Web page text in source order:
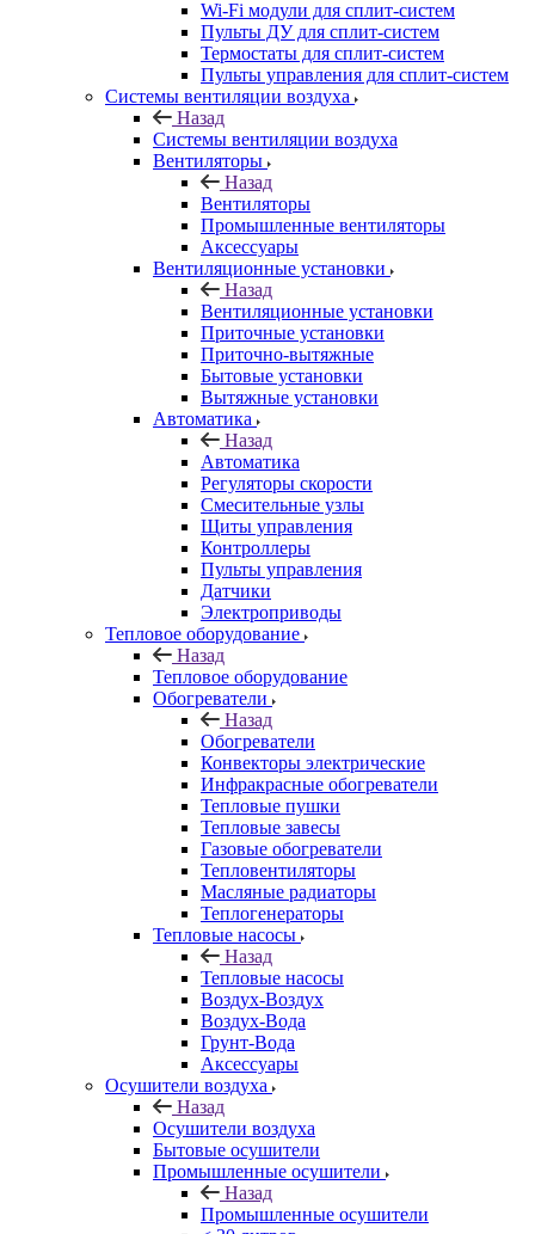
Wi-Fi модули для сплит-систем
Пульты ДУ для сплит-систем
Термостаты для сплит-систем
Пульты управления для сплит-систем
Системы вентиляции воздуха
Назад
Системы вентиляции воздуха
Вентиляторы
Назад
Вентиляторы
Промышленные вентиляторы
Аксессуары
Вентиляционные установки
Назад
Вентиляционные установки
Приточные установки
Приточно-вытяжные
Бытовые установки
Вытяжные установки
Автоматика
Назад
Автоматика
Регуляторы скорости
Смесительные узлы
Щиты управления
Контроллеры
Пульты управления
Датчики
Электроприводы
Тепловое оборудование
Назад
Тепловое оборудование
Обогреватели
Назад
Обогреватели
Конвекторы электрические
Инфракрасные обогреватели
Тепловые пушки
Тепловые завесы
Газовые обогреватели
Тепловентиляторы
Масляные радиаторы
Теплогенераторы
Тепловые насосы
Назад
Тепловые насосы
Воздух-Воздух
Воздух-Вода
Грунт-Вода
Аксессуары
Осушители воздуха
Назад
Осушители воздуха
Бытовые осушители
Промышленные осушители
Назад
Промышленные осушители